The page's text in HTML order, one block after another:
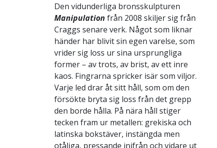
Den vidunderliga bronsskulpturen
Manipulation från 2008 skiljer sig från
Craggs senare verk. Något som liknar
händer har blivit sin egen varelse, som
vrider sig loss ur sina ursprungliga
former – av trots, av brist, av ett inre
kaos. Fingrarna spricker isär som viljor.
Varje led drar åt sitt håll, som om den
försökte bryta sig loss från det grepp
den borde hålla. På nära håll stiger
tecken fram ur metallen: grekiska och
latinska bokstäver, instängda men
otåliga, pressande inifrån och vidare ut